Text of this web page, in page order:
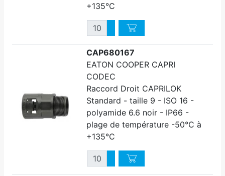
+135°C
QuantitéAugmenter quantité
Diminuer quantité
CAP680167
EATON COOPER CAPRI
CODEC
Raccord Droit CAPRILOK
Standard - taille 9 - ISO 16 -
polyamide 6.6 noir - IP66 -
plage de température -50°C à
+135°C
QuantitéAugmenter quantité
Diminuer quantité